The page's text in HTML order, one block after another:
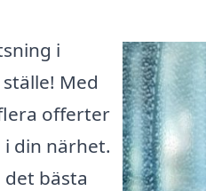
i
Med
offerter
din närhet.
bästa